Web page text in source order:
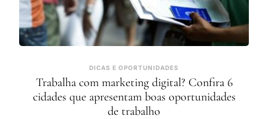
DICAS E OPORTUNIDADES
Trabalha com marketing digital? Confira 6
cidades que apresentam boas oportunidades
de trabalho